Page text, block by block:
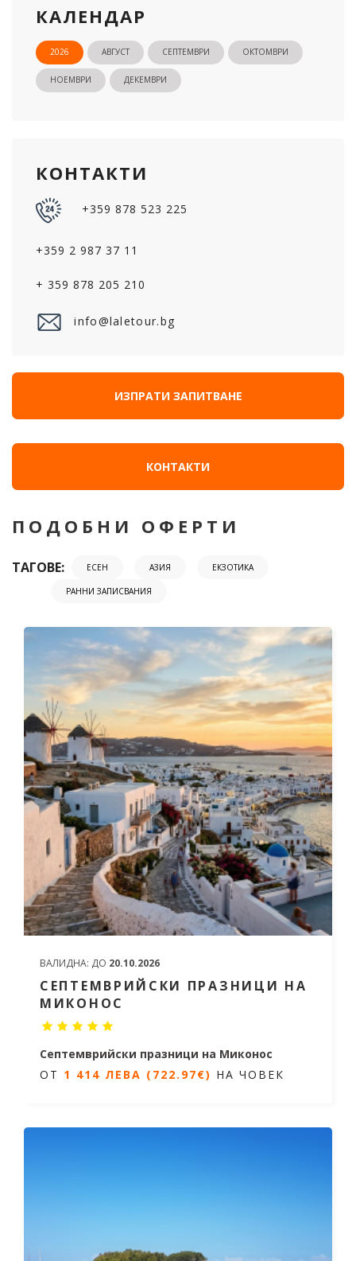
КАЛЕНДАР
2026 АВГУСТ СЕПТЕМВРИ ОКТОМВРИ
НОЕМВРИ ДЕКЕМВРИ
КОНТАКТИ
+359 878 523 225
+359 2 987 37 11
+ 359 878 205 210
info@laletour.bg
ИЗПРАТИ ЗАПИТВАНЕ
КОНТАКТИ
ПОДОБНИ ОФЕРТИ
ТАГОВЕ: ЕСЕН АЗИЯ ЕКЗОТИКА
РАННИ ЗАПИСВАНИЯ
ВАЛИДНА: ДО 20.10.2026
СЕПТЕМВРИЙСКИ ПРАЗНИЦИ НА
МИКОНОС
Септемврийски празници на Миконос
5 дни / 4 нощувки
ОТ 1 414 ЛЕВА (722.97€) НА ЧОВЕК